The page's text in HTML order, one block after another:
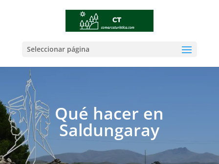
Seleccionar página
Qué hacer en
Saldungaray